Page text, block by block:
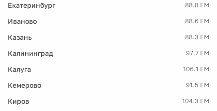
Екатеринбург 88.8 FM
Иваново 88.6 FM
Казань 88.3 FM
Калининград 97.7 FM
Калуга 106.1 FM
Кемерово 91.5 FM
Киров 104.3 FM